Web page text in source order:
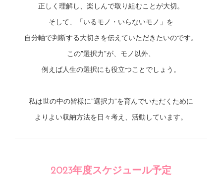
正しく理解し、楽しんで取り組むことが大切。
そして、「いるモノ・いらないモノ」を
自分軸で判断する大切さを伝えていただきたいのです。
この”選択力”が、モノ以外、
例えば人生の選択にも役立つことでしょう。
私は世の中の皆様に”選択力”を育んでいただくために
よりよい収納方法を日々考え、活動しています。
2023年度スケジュール予定